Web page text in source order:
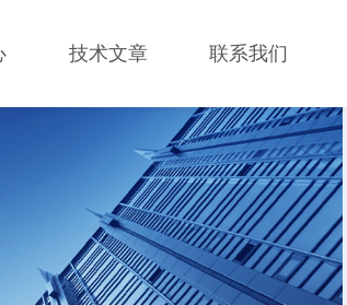
技术文章 联系我们